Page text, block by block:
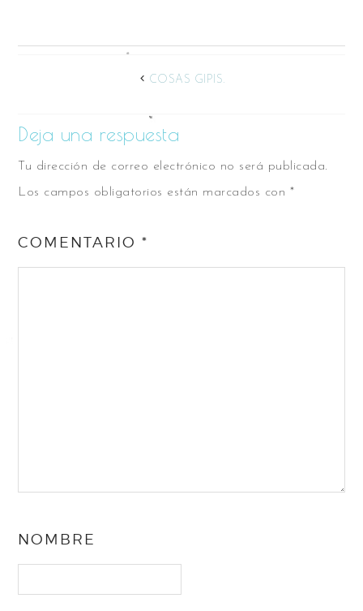
COSAS GIPIS.
Deja una respuesta
Tu dirección de correo electrónico no será publicada.
Los campos obligatorios están marcados con *
COMENTARIO*
NOMBRE